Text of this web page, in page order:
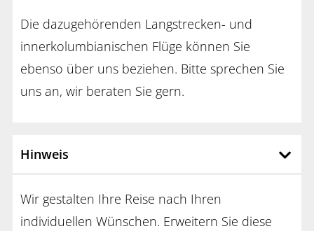
Die dazugehörenden Langstrecken- und
innerkolumbianischen Flüge können Sie
ebenso über uns beziehen. Bitte sprechen Sie
uns an, wir beraten Sie gern.
Hinweis
Wir gestalten Ihre Reise nach Ihren
individuellen Wünschen. Erweitern Sie diese